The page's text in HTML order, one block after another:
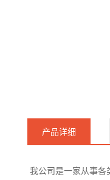
产品详细
我公司是一家从事各